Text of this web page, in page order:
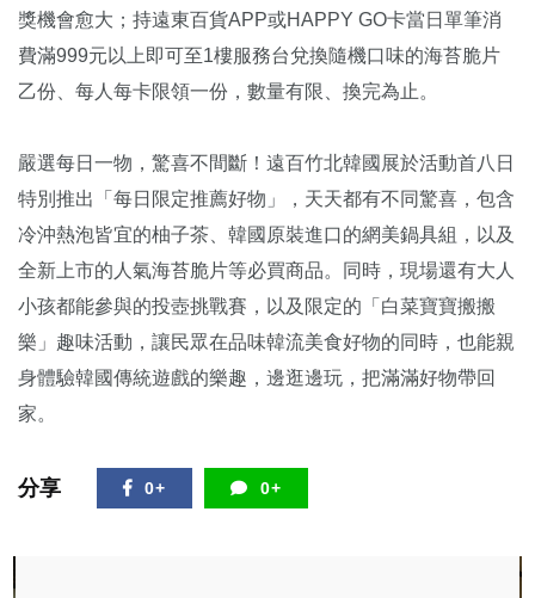
獎機會愈大；持遠東百貨APP或HAPPY GO卡當日單筆消
費滿999元以上即可至1樓服務台兌換隨機口味的海苔脆片
乙份、每人每卡限領一份，數量有限、換完為止。
嚴選每日一物，驚喜不間斷！遠百竹北韓國展於活動首八日
特別推出「每日限定推薦好物」，天天都有不同驚喜，包含
冷沖熱泡皆宜的柚子茶、韓國原裝進口的網美鍋具組，以及
全新上市的人氣海苔脆片等必買商品。同時，現場還有大人
小孩都能參與的投壺挑戰賽，以及限定的「白菜寶寶搬搬
樂」趣味活動，讓民眾在品味韓流美食好物的同時，也能親
身體驗韓國傳統遊戲的樂趣，邊逛邊玩，把滿滿好物帶回
家。
分享 0+ 0+